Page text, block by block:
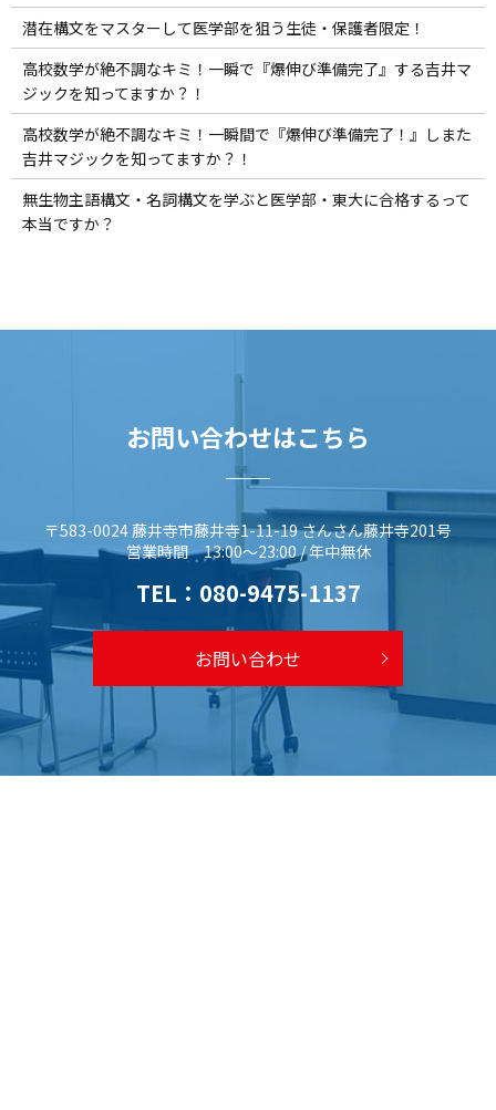
潜在構文をマスターして医学部を狙う生徒・保護者限定！
高校数学が絶不調なキミ！一瞬で『爆伸び準備完了』する吉井マ
ジックを知ってますか？！
高校数学が絶不調なキミ！一瞬間で『爆伸び準備完了！』しまた
吉井マジックを知ってますか？！
無生物主語構文・名詞構文を学ぶと医学部・東大に合格するって
本当ですか？
お問い合わせはこちら
〒583-0024 藤井寺市藤井寺1-11-19 さんさん藤井寺201号
営業時間 13:00～23:00 / 年中無休
TEL： 080-9475-1137
お問い合わせ